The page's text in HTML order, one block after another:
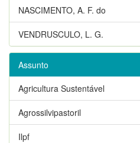
NASCIMENTO, A. F. do
VENDRUSCULO, L. G.
Assunto
Agricultura Sustentável
Agrossilvipastoril
Ilpf